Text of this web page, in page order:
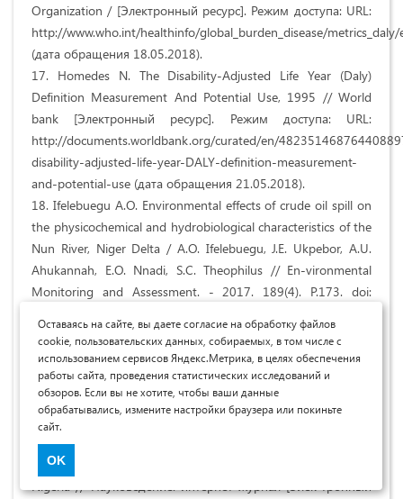
Organization / [Электронный ресурс]. Режим доступа: URL:
http://www.who.int/healthinfo/global_burden_disease/
(дата обращения 18.05.2018).
17. Homedes N. The Disability-Adjusted Life Year (Daly)
Definition Measurement And Potential Use, 1995 // World
bank [Электронный ресурс]. Режим доступа: URL:
http://documents.worldbank.org/curated/en/
disability-adjusted-life-year-DALY-definition-measurement-
and-potential-use (дата обращения 21.05.2018).
18. Ifelebuegu A.O. Environmental effects of crude oil spill on
the physicochemical and hydrobiological characteristics of the
Nun River, Niger Delta / A.O. Ifelebuegu, J.E. Ukpebor, A.U.
Ahukannah, E.O. Nnadi, S.C. Theophilus // En-vironmental
Monitoring and Assessment. - 2017. 189(4). P.173. doi:
19. Igbiri S. Polycyclic Aromatic Hydrocarbons In Edible
Mushrooms from Niger Delta, Nigeria: Carcinogenic and Non-
Carcinogenic Health Risk Assessment / S. Igbiri, N.A.
Udowelle, O.C. Ekhator, R.N. Asomugha, Z.N. Igweze, O.E.
Orisakwe // Asian Pacific Journal of Cancer Prevention. -
2017. 18(2). P.437-447.
20. Imaenyin N.I. The ways to improve investment climate in
Оставаясь на сайте, вы даете согласие на обработку файлов
cookie, пользовательских данных, собираемых, в том числе с
использованием сервисов Яндекс.Метрика, в целях обеспечения
работы сайта, проведения статистических исследований и
обзоров. Если вы не хотите, чтобы ваши данные
обрабатывались, измените настройки браузера или покиньте
сайт.
OK